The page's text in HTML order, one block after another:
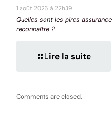
1 août 2026 à 22h39
Quelles sont les pires
reconnaître ?
Lire la suite
Comments are closed.